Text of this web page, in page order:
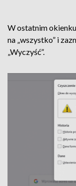
W ostatnim
na „wszystko” i
„Wyczyść”.